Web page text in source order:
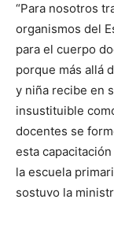
“Para nosotros
organismos del
para el cuerpo
porque más allá
y niña recibe en
insustituible
docentes se
esta
la escuela
sostuvo la